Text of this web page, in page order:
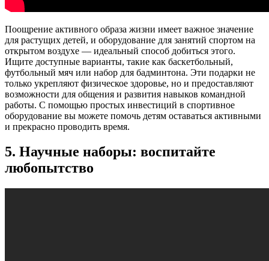
Поощрение активного образа жизни имеет важное значение
для растущих детей, и оборудование для занятий спортом на
открытом воздухе — идеальный способ добиться этого.
Ищите доступные варианты, такие как баскетбольный,
футбольный мяч или набор для бадминтона. Эти подарки не
только укрепляют физическое здоровье, но и предоставляют
возможности для общения и развития навыков командной
работы. С помощью простых инвестиций в спортивное
оборудование вы можете помочь детям оставаться активными
и прекрасно проводить время.
5. Научные наборы: воспитайте
любопытство